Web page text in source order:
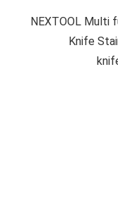
NEXTOOL Multi
Knife